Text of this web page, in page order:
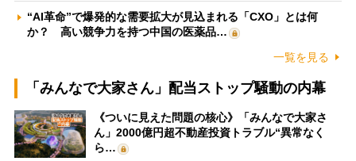
“AI革命”で爆発的な需要拡大が見込まれる「CXO」とは何
か？ 高い競争力を持つ中国の医薬品…
一覧を見る
「みんなで大家さん」配当ストップ騒動の内幕
《ついに見えた問題の核心》「みんなで大家さ
ん」2000億円超不動産投資トラブル“異常なく
ら…